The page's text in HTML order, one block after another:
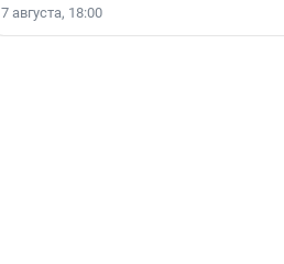
7 августа, 18:00